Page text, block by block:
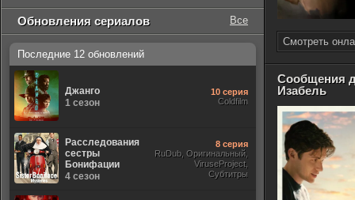
Смотреть
Сообщения
Изабель
Обновления сериалов Все
Последние 12 обновлений
Джанго
1 сезон
10 серия
Coldfilm
Расследования
сестры
Бонифации
4 сезон
8 серия
RuDub, Оригинальный,
ViruseProject,
Субтитры